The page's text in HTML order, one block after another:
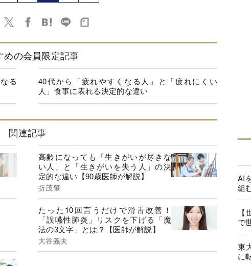
めの会員限定記事
る
40代から「疲れやすくなる人」と「疲れにくい
人」食事に表れる決定的な違い
関連記事
高齢になっても「生きがいが尽きな
い人」と「生きがいを失う人」の決
定的な違い【90歳医師が解説】
折茂肇
たった10回言うだけで滑舌改善！
「誤嚥性肺炎」リスクを下げる「魔
法の3文字」とは？【医師が解説】
大谷義夫
AI
組
で
東
に